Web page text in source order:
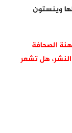
وينستون
الصحافة
هل تشعر